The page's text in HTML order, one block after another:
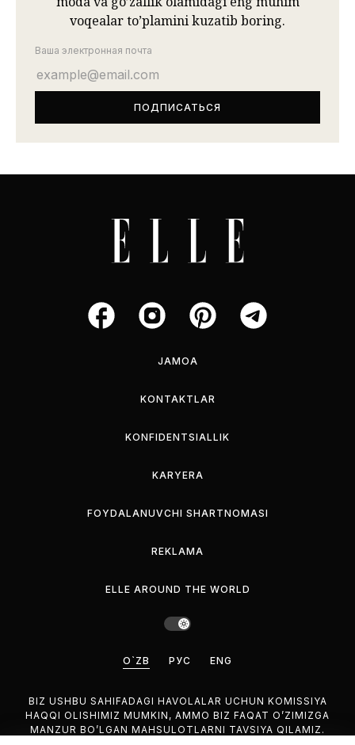
voqealar to’plamini kuzatib boring.
Ваша электронная почта
JAMOA
KONTAKTLAR
KONFIDENTSIALLIK
KARYERA
FOYDALANUVCHI SHARTNOMASI
REKLAMA
ELLE AROUND THE WORLD
O`ZB РУС ENG
BIZ USHBU SAHIFADAGI HAVOLALAR UCHUN KOMISSIYA
HAQQI OLISHIMIZ MUMKIN, AMMO BIZ FAQAT O’ZIMIZGA
MANZUR BO’LGAN MAHSULOTLARNI TAVSIYA QILAMIZ.